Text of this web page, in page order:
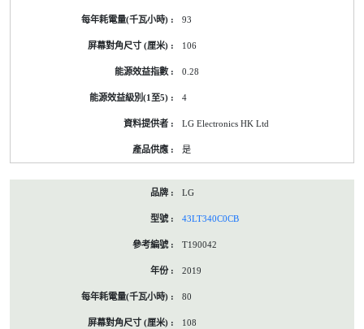
93
106
0.28
4
LG Electronics HK Ltd
是
LG
43LT340C0CB
T190042
2019
80
108